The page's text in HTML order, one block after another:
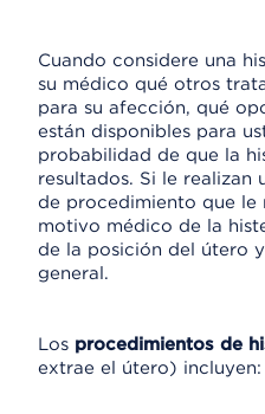
Cuando considere una
su médico qué otros
para su afección, qué
están disponibles para
probabilidad de que la
resultados. Si le realizan
de procedimiento que le
motivo médico de la
de la posición del útero
general.
Los procedimientos de
extrae el útero) incluyen: